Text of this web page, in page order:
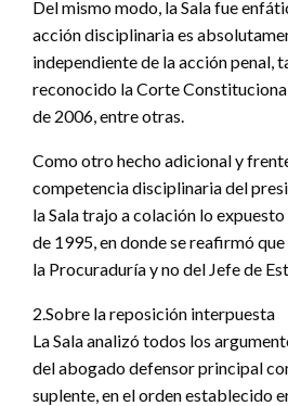
Del mismo modo, la Sala fue
acción disciplinaria es
independiente de la acción penal,
reconocido la Corte
de 2006, entre otras.
Como otro hecho adicional y
competencia disciplinaria del
la Sala trajo a colación lo
de 1995, en donde se reafirmó
la Procuraduría y no del Jefe de
2.Sobre la reposición interpuesta
La Sala analizó todos los
del abogado defensor principal
suplente, en el orden establecido